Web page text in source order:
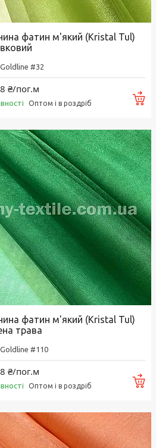
фатин м'який (Kristal Tul)
Goldline #32
₴/пог.м
Оптом і в роздріб
фатин м'який (Kristal Tul)
трава
Goldline #110
₴/пог.м
Оптом і в роздріб